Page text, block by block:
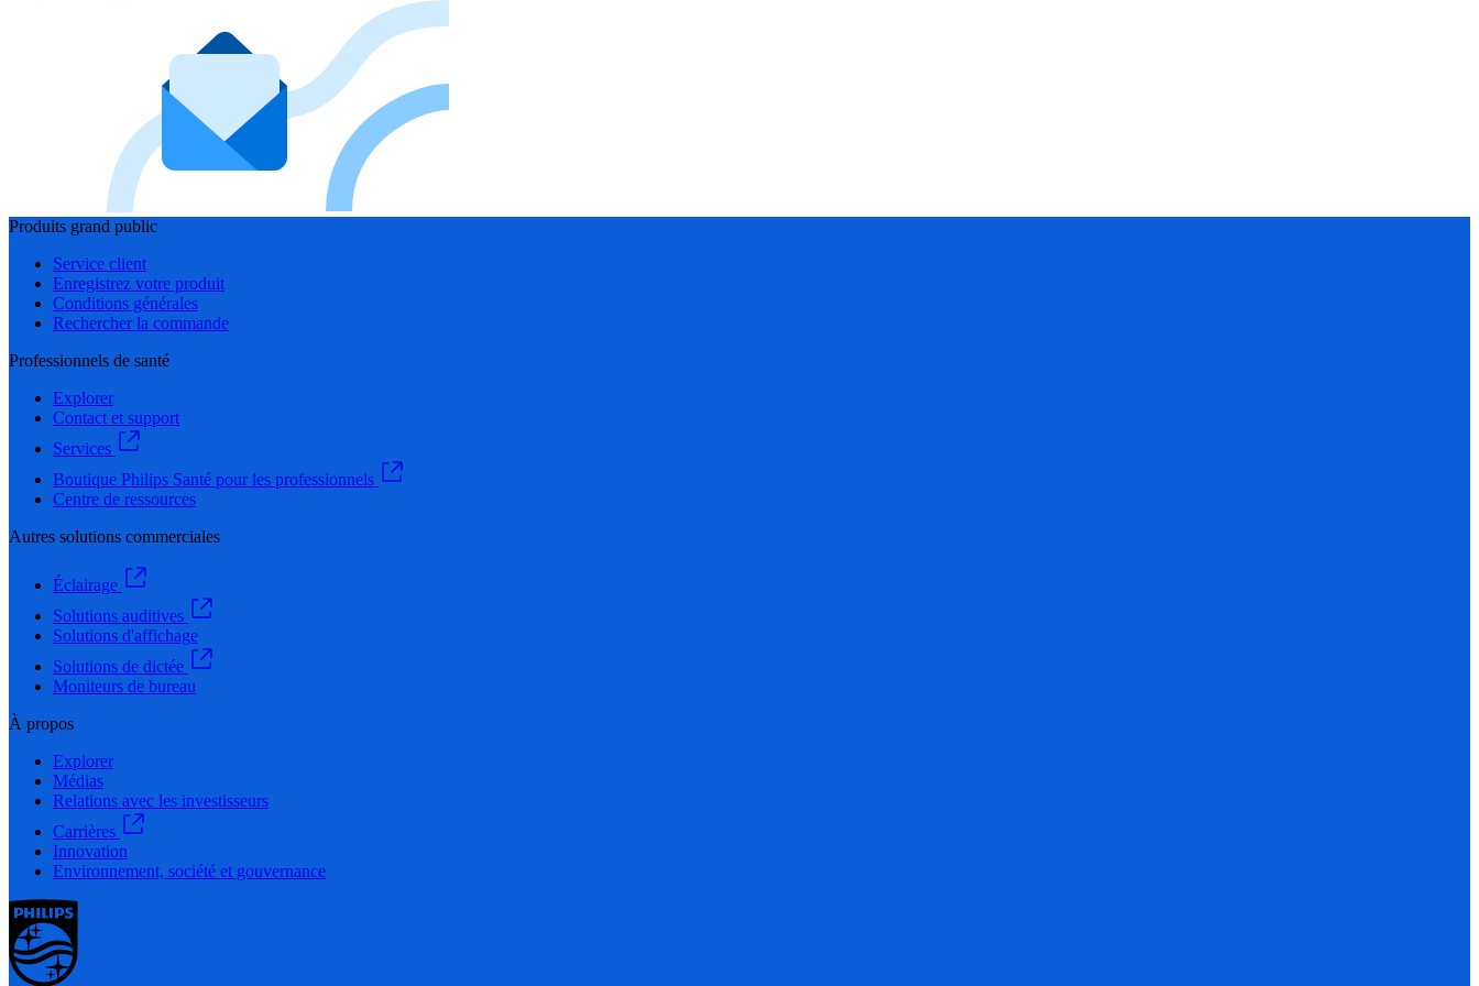
Produits grand public
Service client
Enregistrez votre produit
Conditions générales
Rechercher la commande
Professionnels de santé
Explorer
Contact et support
Services
Boutique Philips Santé pour les professionnels
Centre de ressources
Autres solutions commerciales
Éclairage
Solutions auditives
Solutions d'affichage
Solutions de dictée
Moniteurs de bureau
À propos
Explorer
Médias
Relations avec les investisseurs
Carrières
Innovation
Environnement, société et gouvernance